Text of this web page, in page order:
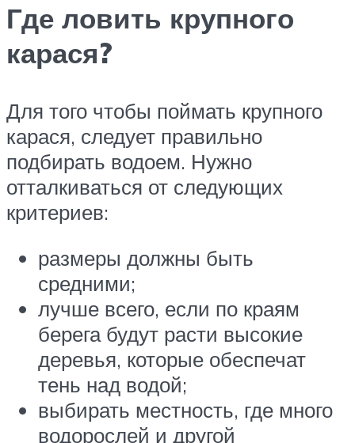
Где ловить крупного
карася?
Для того чтобы поймать крупного
карася, следует правильно
подбирать водоем. Нужно
отталкиваться от следующих
критериев:
размеры должны быть
средними;
лучше всего, если по краям
берега будут расти высокие
деревья, которые обеспечат
тень над водой;
выбирать местность, где много
водорослей и другой